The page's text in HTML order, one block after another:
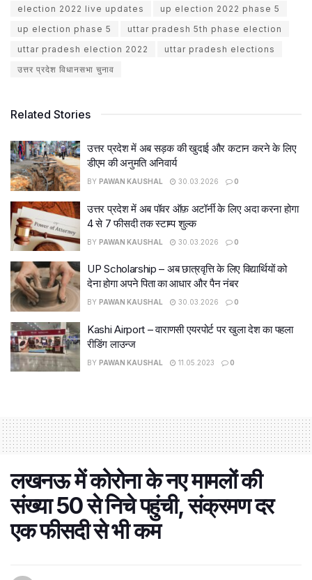
election 2022 live updates
up election 2022 phase 5
up election phase 5
uttar pradesh 5th phase election
uttar pradesh election 2022
uttar pradesh elections
उत्तर प्रदेश विधानसभा चुनाव
Related Stories
उत्तर प्रदेश में अब सड़क की खुदाई और कटान करने के लिए
डीएम की अनुमति अनिवार्य
BY PAWAN KAUSHAL 30.03.2026 0
उत्तर प्रदेश में अब पॉवर ऑफ़ अटॉर्नी के लिए अदा करना होगा
4 से 7 फीसदी तक स्टाम्प शुल्क
BY PAWAN KAUSHAL 30.03.2026 0
UP Scholarship – अब छात्रवृत्ति के लिए विद्यार्थियों को
देना होगा अपने पिता का आधार और पैन नंबर
BY PAWAN KAUSHAL 30.03.2026 0
Kashi Airport – वाराणसी एयरपोर्ट पर खुला देश का पहला
रीडिंग लाउन्ज
BY PAWAN KAUSHAL 11.05.2023 0
लखनऊ में कोरोना के नए मामलों की
संख्या 50 से निचे पहुंची, संक्रमण दर
एक फीसदी से भी कम